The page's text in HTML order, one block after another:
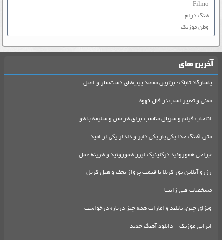
Filmo
هنگ درام
وطن موزیک
آخرین های
پاسارگاد تاباک: برترین مقصد پیپ‌های دست‌ساز و اصل
معنی و تعبیر اسب در فال قهوه
انتخاب فیلم و سریال مناسب برای هر سن و سلیقه با هو
متن آهنگ خدا یکی یار یکی دلبر و دلدار یکی از امید
جراحی هموروئید درکلینیک لیزر هموروئید و هزینه عمل
رزرو آنلاین تور کربلا با قیمت پرواز نجف و هتل کربل
مشخصات فنی زانتیا
ویزای چین، تایلند و امارات همه چیز درباره درخواست
ایرانی موزیک – دانلود آهنگ جدید